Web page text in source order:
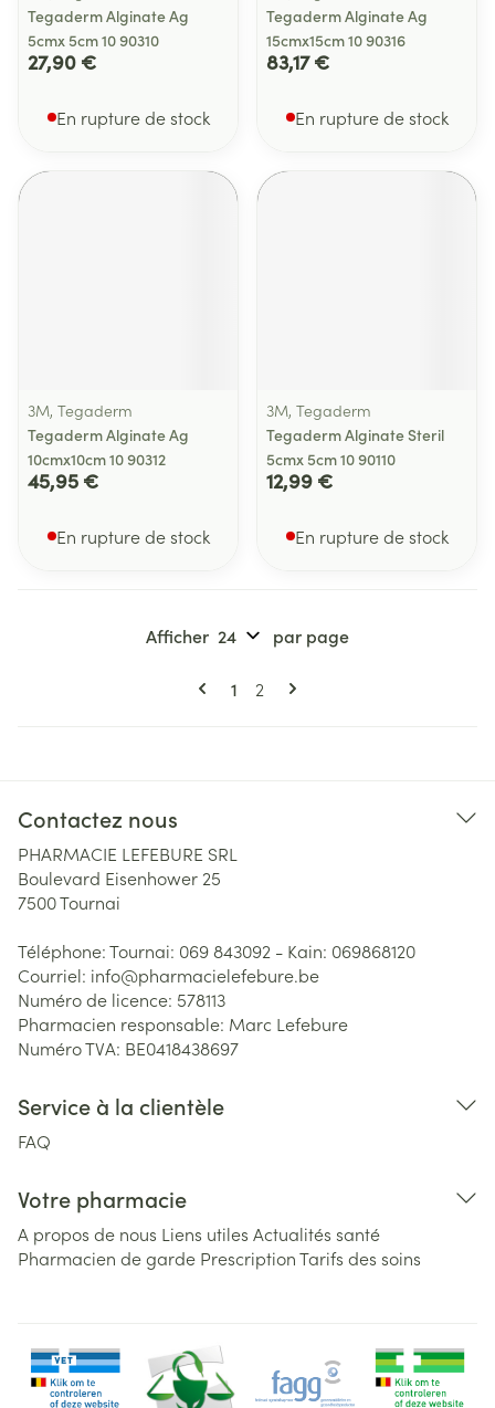
Tegaderm Alginate Ag
5cmx 5cm 10 90310
27,90 €
En rupture de stock
Tegaderm Alginate Ag
15cmx15cm 10 90316
83,17 €
En rupture de stock
3M, Tegaderm
Tegaderm Alginate Ag
10cmx10cm 10 90312
45,95 €
En rupture de stock
3M, Tegaderm
Tegaderm Alginate Steril
5cmx 5cm 10 90110
12,99 €
En rupture de stock
Pages
Vous lisez actuellement la page
1 Page
2
Afficher par page
Contactez nous
PHARMACIE LEFEBURE SRL
Boulevard Eisenhower 25
7500Tournai
Téléphone:Tournai: 069 843092 - Kain: 069868120
Courriel: info@pharmacielefebure.be
Numéro de licence: 578113
Pharmacien responsable: Marc Lefebure
Numéro TVA: BE0418438697
Service à la clientèle
FAQ
Votre pharmacie
A propos de nous Liens utiles Actualités santé
Pharmacien de garde PrescriptionTarifs des soins